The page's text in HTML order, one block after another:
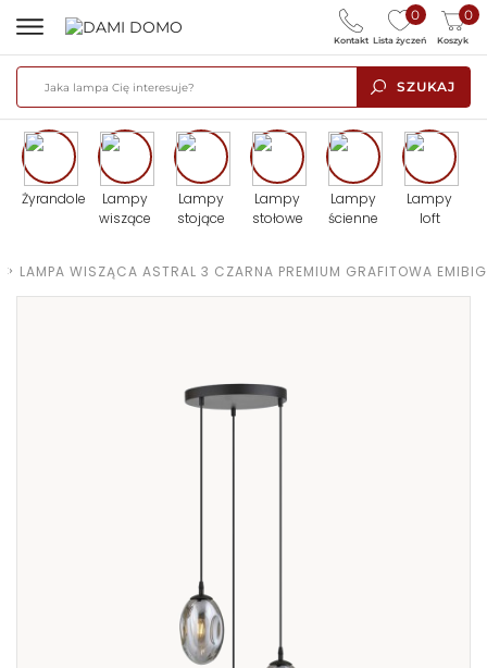
SZUKAJ
0
Lista życzeń
0
Koszyk
Kontakt
Żyrandole
Lampy
wiszące
Lampy
stojące
Lampy
stołowe
Lampy
ścienne
Lampy
loft
> LAMPA WISZĄCA ASTRAL 3 CZARNA PREMIUM GRAFITOWA EMIBIG